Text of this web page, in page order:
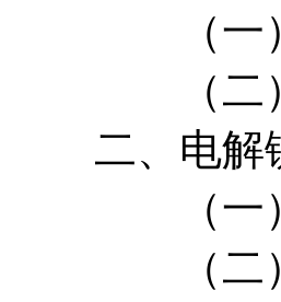
（一）国
（二）电
二、电解
（一）进
（二）进